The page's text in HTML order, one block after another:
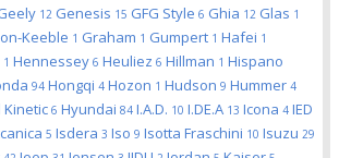
12 Genesis 15 GFG Style 6 Ghia 12 Glas 1
Keeble 1 Graham 1 Gumpert 1 Hafei 1
1 Hennessey 6 Heuliez 6 Hillman 1 Hispano
94 Hongqi 4 Hozon 1 Hudson 9 Hummer 4
Kinetic 6 Hyundai 84 I.A.D. 10 I.DE.A 13 Icona 4 IED
5 Isdera 3 Iso 9 Isotta Fraschini 10 Isuzu 29